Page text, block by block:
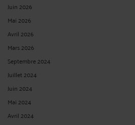
Juin 2026
Mai 2026
Avril 2026
Mars 2026
Septembre 2024
Juillet 2024
Juin 2024
Mai 2024
Avril 2024